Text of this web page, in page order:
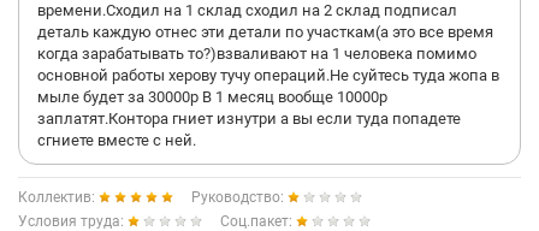
времени.Сходил на 1 склад сходил на 2 склад подписал
деталь каждую отнес эти детали по участкам(а это все время
когда зарабатывать то?)взваливают на 1 человека помимо
основной работы херову тучу операций.Не суйтесь туда жопа в
мыле будет за 30000р В 1 месяц вообще 10000р
заплатят.Контора гниет изнутри а вы если туда попадете
сгниете вместе с ней.
Коллектив:
Руководство:
Условия труда:
Соц.пакет: